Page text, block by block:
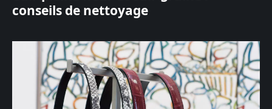
conseils de nettoyage